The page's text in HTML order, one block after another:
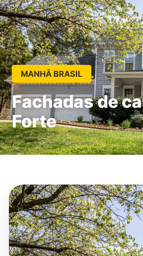
MANHÃ BRASIL
Fachadas de
Forte